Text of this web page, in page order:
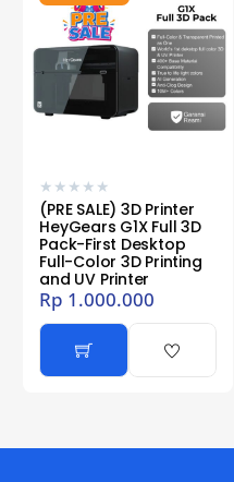
★ ★ ★ ★ ★
(PRE SALE) 3D Printer
HeyGears G1X Full 3D
Pack-First Desktop
Full-Color 3D Printing
and UV Printer
Rp 1.000.000